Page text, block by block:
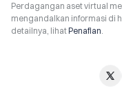
Perdagangan aset virtual
mengandalkan informasi di
detailnya, lihatPenafian.